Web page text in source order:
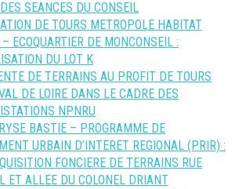
SEANCES DU CONSEIL
DE TOURS METROPOLE HABITAT
ECOQUARTIER DE MONCONSEIL :
DU LOT K
DE TERRAINS AU PROFIT DE TOURS
DE LOIRE DANS LE CADRE DES
NPNRU
BASTIE – PROGRAMME DE
URBAIN D’INTERET REGIONAL (PRIR) :
FONCIERE DE TERRAINS RUE
ET ALLEE DU COLONEL DRIANT